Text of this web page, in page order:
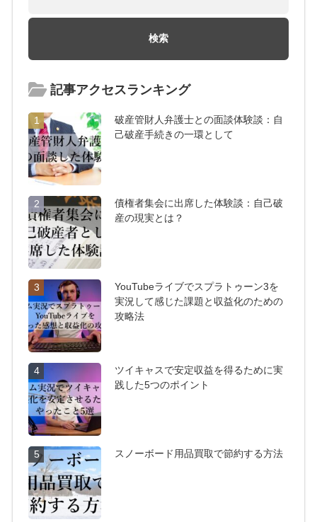
記事アクセスランキング
1
破産管財人弁護士との面談体験談：自
己破産手続きの一環として
2
債権者集会に出席した体験談：自己破
産の現実とは？
3
YouTubeライブでスプラトゥーン3を
実況して感じた課題と収益化のための
攻略法
4
ツイキャスで安定収益を得るために実
践した5つのポイント
5 スノーボード用品買取で節約する方法